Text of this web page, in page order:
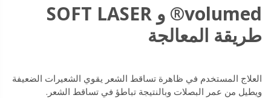
volumed® و SOFT LASER
طريقة المعالجة
العلاج المستخدم في ظاهرة تساقط الشعر يقوي الشعيرات الضعيفة
ويطيل من عمر البصلات وبالنتيجة تباطؤ في تساقط الشعر.